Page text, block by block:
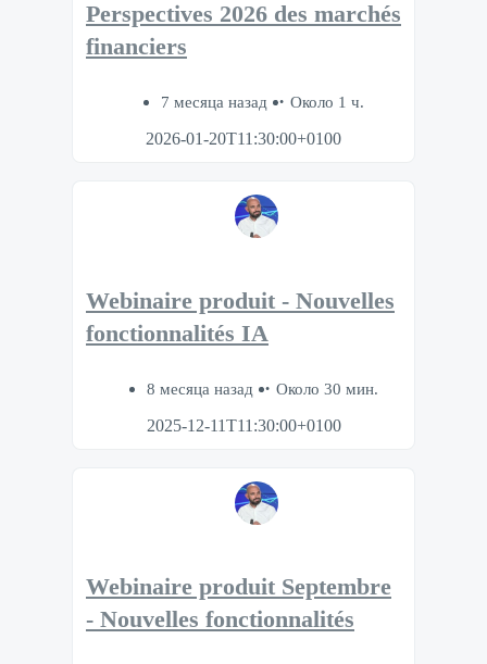
Perspectives 2026 des marchés
financiers
7 месяца назад
Около 1 ч.
2026-01-20T11:30:00+0100
Webinaire produit - Nouvelles
fonctionnalités IA
8 месяца назад
Около 30 мин.
2025-12-11T11:30:00+0100
Webinaire produit Septembre
- Nouvelles fonctionnalités